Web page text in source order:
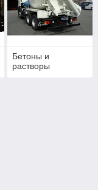
Бетоны и
растворы